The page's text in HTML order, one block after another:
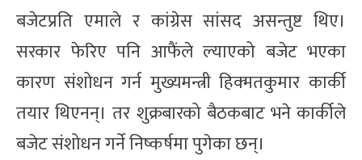
बजेटप्रति एमाले र कांग्रेस सांसद असन्तुष्ट थिए।
सरकार फेरिए पनि आफैंले ल्याएको बजेट भएका
कारण संशोधन गर्न मुख्यमन्त्री हिक्मतकुमार कार्की
तयार थिएनन्। तर शुक्रबारको बैठकबाट भने कार्कीले
बजेट संशोधन गर्ने निष्कर्षमा पुगेका छन्।